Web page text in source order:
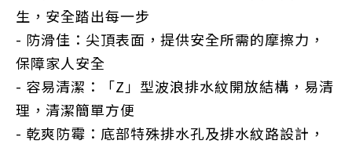
生，安全踏出每一步
- 防滑佳：尖頂表面，提供安全所需的摩擦力，
保障家人安全
- 容易清潔：「Z」型波浪排水紋開放結構，易清
理，清潔簡單方便
- 乾爽防霉：底部特殊排水孔及排水紋路設計，